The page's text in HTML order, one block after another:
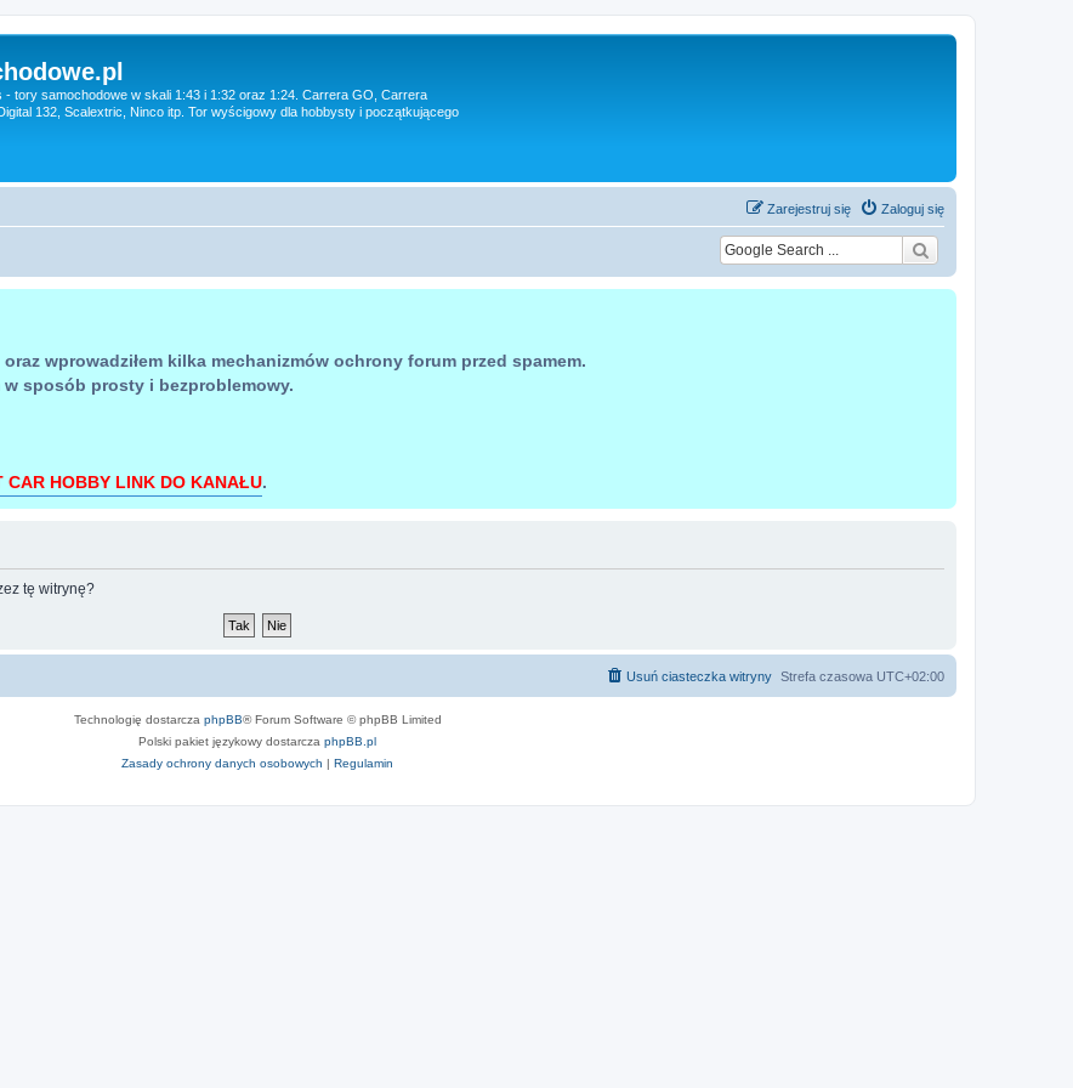
tory samochodowe w skali 1:43 i 1:32 oraz 1:24. Carrera GO, Carrera
132, Scalextric, Ninco itp. Tor wyścigowy dla hobbysty i początkującego
Zaloguj się
Zarejestruj się
wprowadziłem kilka mechanizmów ochrony forum przed spamem.
w sposób prosty i bezproblemowy.
CAR HOBBY LINK DO KANAŁU.
tę witrynę?
Strefa czasowa UTC+02:00
Usuń ciasteczka witryny
Technologię dostarcza phpBB® Forum Software © phpBB Limited
Polski pakiet językowy dostarcza phpBB.pl
Zasady ochrony danych osobowych | Regulamin